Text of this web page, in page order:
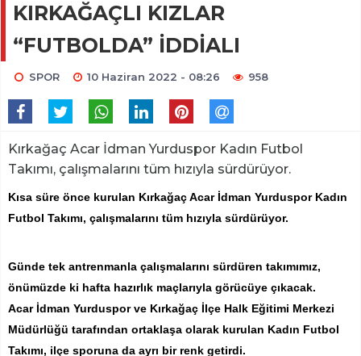
KIRKAĞAÇLI KIZLAR
“FUTBOLDA” İDDİALI
SPOR 10 Haziran 2022 - 08:26 958
Kırkağaç Acar İdman Yurduspor Kadın Futbol
Takımı, çalışmalarını tüm hızıyla sürdürüyor.
Kısa süre önce kurulan Kırkağaç Acar İdman Yurduspor Kadın
Futbol Takımı, çalışmalarını tüm hızıyla sürdürüyor.
Günde tek antrenmanla çalışmalarını sürdüren takımımız,
önümüzde ki hafta hazırlık maçlarıyla görücüye çıkacak.
Acar İdman Yurduspor ve Kırkağaç İlçe Halk Eğitimi Merkezi
Müdürlüğü tarafından ortaklaşa olarak kurulan Kadın Futbol
Takımı, ilçe sporuna da ayrı bir renk getirdi.